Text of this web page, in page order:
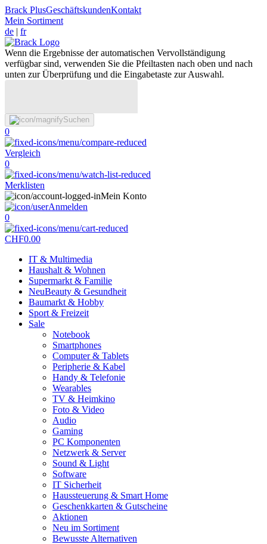
Brack PlusGeschäftskundenKontakt
Mein Sortiment
de | fr
Wenn die Ergebnisse der automatischen Vervollständigung
verfügbar sind, verwenden Sie die Pfeiltasten nach oben und nach
unten zur Überprüfung und die Eingabetaste zur Auswahl.
Suchen
0
Vergleich
0
Merklisten
Mein Konto
Anmelden
0
CHF0.00
IT & Multimedia
Haushalt & Wohnen
Supermarkt & Familie
NeuBeauty & Gesundheit
Baumarkt & Hobby
Sport & Freizeit
Sale
Notebook
Smartphones
Computer & Tablets
Peripherie & Kabel
Handy & Telefonie
Wearables
TV & Heimkino
Foto & Video
Audio
Gaming
PC Komponenten
Netzwerk & Server
Sound & Light
Software
IT Sicherheit
Haussteuerung & Smart Home
Geschenkkarten & Gutscheine
Aktionen
Neu im Sortiment
Bewusste Alternativen